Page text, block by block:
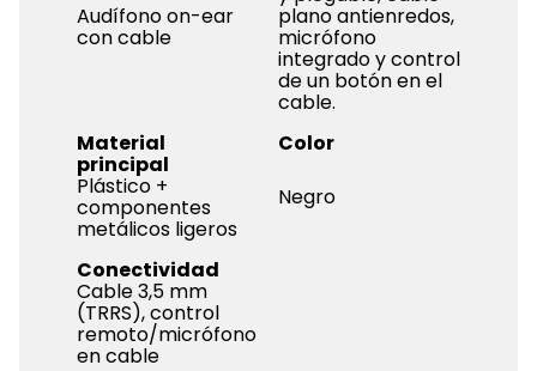
Audífono on-ear
con cable
plano antienredos,
micrófono
integrado y control
de un botón en el
cable.
Material
principal
Plástico +
componentes
metálicos ligeros
Color
Negro
Conectividad
Cable 3,5 mm
(TRRS), control
remoto/micrófono
en cable